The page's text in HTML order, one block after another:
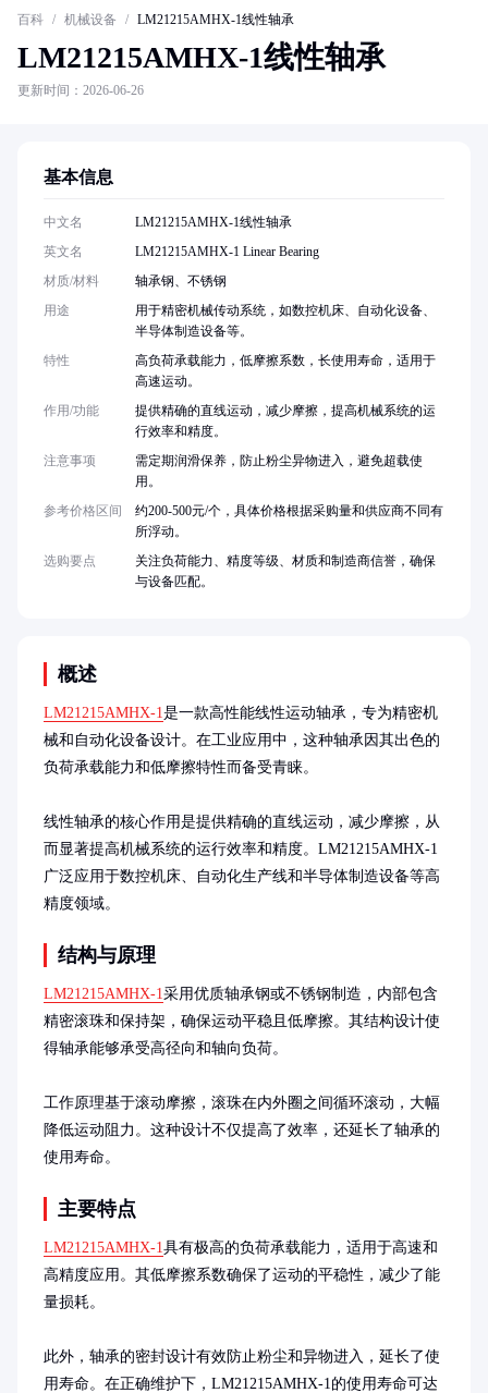
百科 / 机械设备 / LM21215AMHX-1线性轴承
LM21215AMHX-1线性轴承
更新时间：2026-06-26
概述
LM21215AMHX-1是一款高性能线性运动轴承，专为精密机
械和自动化设备设计。在工业应用中，这种轴承因其出色的
负荷承载能力和低摩擦特性而备受青睐。
线性轴承的核心作用是提供精确的直线运动，减少摩擦，从
而显著提高机械系统的运行效率和精度。LM21215AMHX-1
广泛应用于数控机床、自动化生产线和半导体制造设备等高
精度领域。
结构与原理
LM21215AMHX-1采用优质轴承钢或不锈钢制造，内部包含
精密滚珠和保持架，确保运动平稳且低摩擦。其结构设计使
得轴承能够承受高径向和轴向负荷。
工作原理基于滚动摩擦，滚珠在内外圈之间循环滚动，大幅
降低运动阻力。这种设计不仅提高了效率，还延长了轴承的
使用寿命。
主要特点
LM21215AMHX-1具有极高的负荷承载能力，适用于高速和
高精度应用。其低摩擦系数确保了运动的平稳性，减少了能
量损耗。
此外，轴承的密封设计有效防止粉尘和异物进入，延长了使
用寿命。在正确维护下，LM21215AMHX-1的使用寿命可达
基本信息
中文名
LM21215AMHX-1线性轴承
英文名
LM21215AMHX-1 Linear Bearing
材质/材料
轴承钢、不锈钢
用途
用于精密机械传动系统，如数控机床、自动化设备、
半导体制造设备等。
特性
高负荷承载能力，低摩擦系数，长使用寿命，适用于
高速运动。
作用/功能
提供精确的直线运动，减少摩擦，提高机械系统的运
行效率和精度。
注意事项
需定期润滑保养，防止粉尘异物进入，避免超载使
用。
参考价格区间
约200-500元/个，具体价格根据采购量和供应商不同有
所浮动。
选购要点
关注负荷能力、精度等级、材质和制造商信誉，确保
与设备匹配。